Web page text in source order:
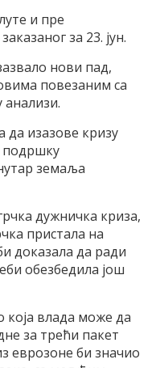
и пре
за 23. јун.
нови пад,
повезаним са
анализи.
да изазове кризу
подршку
земаља
дужничка криза,
пристала на
доказала да ради
обезбедила још
која влада може да
за трећи пакет
еврозоне би значио